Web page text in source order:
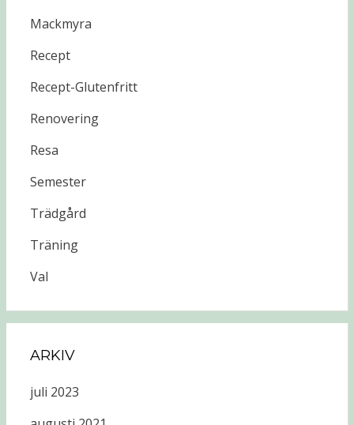
Mackmyra
Recept
Recept-Glutenfritt
Renovering
Resa
Semester
Trädgård
Träning
Val
ARKIV
juli 2023